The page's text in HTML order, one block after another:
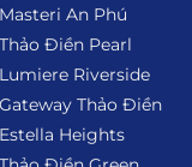
An Phú
Điền Pearl
Riverside
Thảo Điền
Heights